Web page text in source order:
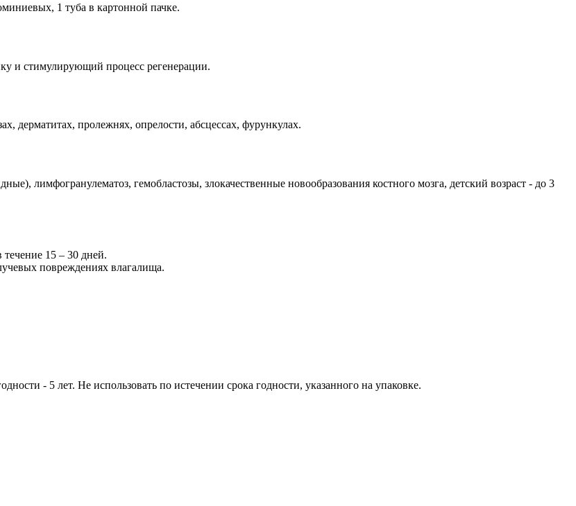
1 туба в картонной пачке.
и стимулирующий процесс регенерации.
дерматитах, пролежнях, опрелости, абсцессах, фурункулах.
лимфогранулематоз, гемобластозы, злокачественные новообразования костного мозга, детский возраст - до 3
15 – 30 дней.
повреждениях влагалища.
- 5 лет. Не использовать по истечении срока годности, указанного на упаковке.